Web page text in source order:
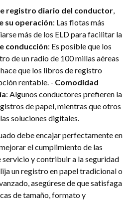
registro diario del conductor
su operación: Las flotas más
más de los ELD para facilitar la
conducción: Es posible que los
de un radio de 100 millas aéreas
que los libros de registro
rentable. - Comodidad
: Algunos conductores prefieren la
de papel, mientras que otros
soluciones digitales.
debe encajar perfectamente en
el cumplimiento de las
servicio y contribuir a la seguridad
un registro en papel tradicional o
asegúrese de que satisfaga
de tamaño, formato y